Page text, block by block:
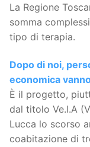
La Regione
somma
tipo di terapia.
Dopo di noi,
economica
È il progetto,
dal titolo Ve.l.A
Lucca lo scorso
coabitazione di